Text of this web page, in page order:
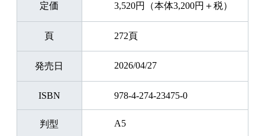
定価 3,520円（本体3,200円＋税）
頁 272頁
発売日 2026/04/27
ISBN 978-4-274-23475-0
判型 A5